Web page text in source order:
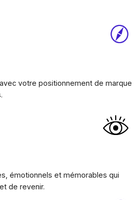
votre positionnement de marque
émotionnels et mémorables qui
de revenir.